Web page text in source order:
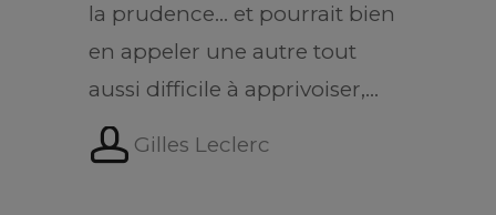
la prudence… et pourrait bien
en appeler une autre tout
aussi difficile à apprivoiser,…
Gilles Leclerc